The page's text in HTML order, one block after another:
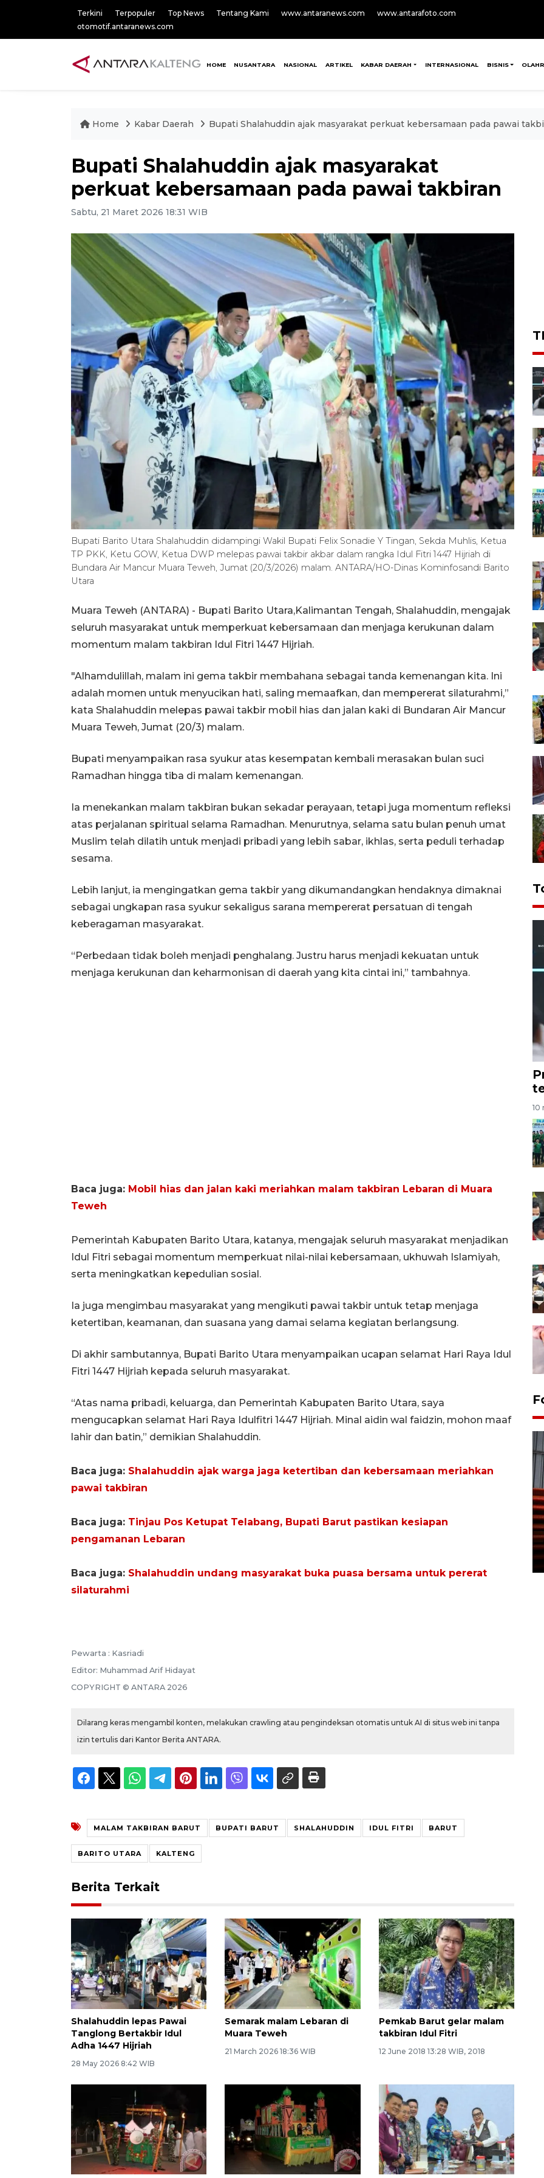
Terkini Terpopuler Top News Tentang Kami www.antaranews.com
www.antarafoto.com
otomotif.antaranews.com
HOME NUSANTARA NASIONAL ARTIKEL KABAR DAERAH INTERNASIONAL BISNIS
Home Kabar Daerah Bupati Shalahuddin ajak masyarakat perkuat kebersamaan pada pawai
Bupati Shalahuddin ajak masyarakat
perkuat kebersamaan pada pawai takbiran
Sabtu, 21 Maret 2026 18:31 WIB
Bupati Barito Utara Shalahuddin didampingi Wakil Bupati Felix Sonadie Y Tingan, Sekda Muhlis, Ketua
TP PKK, Ketu GOW, Ketua DWP melepas pawai takbir akbar dalam rangka Idul Fitri 1447 Hijriah di
Bundara Air Mancur Muara Teweh, Jumat (20/3/2026) malam. ANTARA/HO-Dinas Kominfosandi Barito
Utara
Muara Teweh (ANTARA) - Bupati Barito Utara,Kalimantan Tengah, Shalahuddin, mengajak
seluruh masyarakat untuk memperkuat kebersamaan dan menjaga kerukunan dalam
momentum malam takbiran Idul Fitri 1447 Hijriah.
"Alhamdulillah, malam ini gema takbir membahana sebagai tanda kemenangan kita. Ini
adalah momen untuk menyucikan hati, saling memaafkan, dan mempererat silaturahmi,”
kata Shalahuddin melepas pawai takbir mobil hias dan jalan kaki di Bundaran Air Mancur
Muara Teweh, Jumat (20/3) malam.
Bupati menyampaikan rasa syukur atas kesempatan kembali merasakan bulan suci
Ramadhan hingga tiba di malam kemenangan.
Ia menekankan malam takbiran bukan sekadar perayaan, tetapi juga momentum refleksi
atas perjalanan spiritual selama Ramadhan. Menurutnya, selama satu bulan penuh umat
Muslim telah dilatih untuk menjadi pribadi yang lebih sabar, ikhlas, serta peduli terhadap
sesama.
Lebih lanjut, ia mengingatkan gema takbir yang dikumandangkan hendaknya dimaknai
sebagai ungkapan rasa syukur sekaligus sarana mempererat persatuan di tengah
keberagaman masyarakat.
“Perbedaan tidak boleh menjadi penghalang. Justru harus menjadi kekuatan untuk
menjaga kerukunan dan keharmonisan di daerah yang kita cintai ini,” tambahnya.
Baca juga: Mobil hias dan jalan kaki meriahkan malam takbiran Lebaran di Muara
Teweh
Pemerintah Kabupaten Barito Utara, katanya, mengajak seluruh masyarakat menjadikan
Idul Fitri sebagai momentum memperkuat nilai-nilai kebersamaan, ukhuwah Islamiyah,
serta meningkatkan kepedulian sosial.
Ia juga mengimbau masyarakat yang mengikuti pawai takbir untuk tetap menjaga
ketertiban, keamanan, dan suasana yang damai selama kegiatan berlangsung.
Di akhir sambutannya, Bupati Barito Utara menyampaikan ucapan selamat Hari Raya Idul
Fitri 1447 Hijriah kepada seluruh masyarakat.
“Atas nama pribadi, keluarga, dan Pemerintah Kabupaten Barito Utara, saya
mengucapkan selamat Hari Raya Idulfitri 1447 Hijriah. Minal aidin wal faidzin, mohon maaf
lahir dan batin,” demikian Shalahuddin.
Baca juga: Shalahuddin ajak warga jaga ketertiban dan kebersamaan meriahkan
pawai takbiran
Baca juga: Tinjau Pos Ketupat Telabang, Bupati Barut pastikan kesiapan
pengamanan Lebaran
Baca juga: Shalahuddin undang masyarakat buka puasa bersama untuk pererat
silaturahmi
Pewarta : Kasriadi
Editor: Muhammad Arif Hidayat
COPYRIGHT © ANTARA 2026
Dilarang keras mengambil konten, melakukan crawling atau pengindeksan otomatis untuk AI di situs web ini tanpa
izin tertulis dari Kantor Berita ANTARA.
MALAM TAKBIRAN BARUT BUPATI BARUT SHALAHUDDIN IDUL FITRI BARUT
BARITO UTARA KALTENG
Berita Terkait
Shalahuddin lepas Pawai
Tanglong Bertakbir Idul
Adha 1447 Hijriah
28 May 2026 8:42 WIB
Semarak malam Lebaran di
Muara Teweh
21 March 2026 18:36 WIB
Pemkab Barut gelar malam
takbiran Idul Fitri
12 June 2018 13:28 WIB, 2018
10
kemarau di Kalimantan